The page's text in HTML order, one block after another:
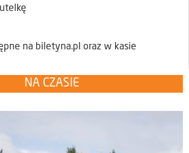
na biletyna.pl oraz w kasie
NA CZASIE